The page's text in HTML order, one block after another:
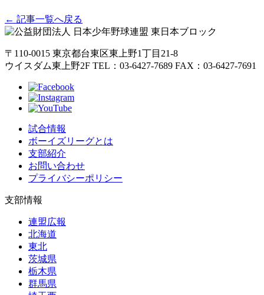
← 記事一覧へ戻る
〒110-0015 東京都台東区東上野1丁目21-8
ウイスダム東上野2F TEL：03-6427-7689 FAX：03-6427-7691
試合情報
ボーイズリーグとは
支部紹介
お問い合わせ
プライバシーポリシー
支部情報
連盟広報
北海道
東北
茨城県
栃木県
群馬県